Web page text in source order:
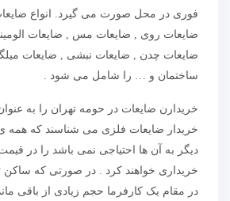
فوری در محل صورت می گیرد. انواع
ضایعات روی , ضایعات مس , ضایعات
ضایعات چدن , ضایعات نبشی , ضایعات
ساختمان و … را شامل می شود .
خریدارن ضایعات در حومه تهران را به
خریدار ضایعات فلزی می شناسند که همه
دیگر به آن ها احتیاجی نمی باشد را در
خریداری خواهند کرد . در صورتی که ساکن
در مقام یک کارفرما حجم زیادی از باقی